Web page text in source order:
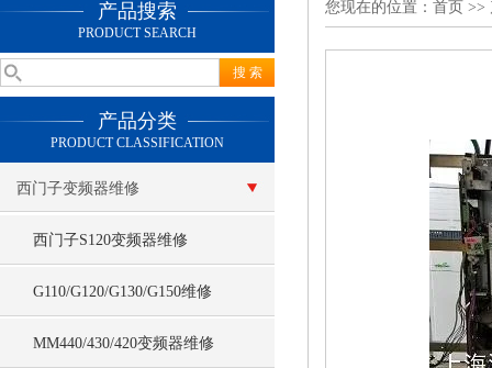
产品搜索
PRODUCT SEARCH
产品分类
PRODUCT CLASSIFICATION
西门子变频器维修
西门子S120变频器维修
G110/G120/G130/G150维修
MM440/430/420变频器维修
您现在的位置： 首页 >>